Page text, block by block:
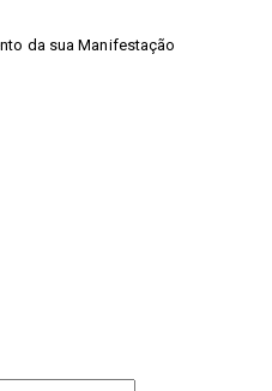
da sua Manifestação